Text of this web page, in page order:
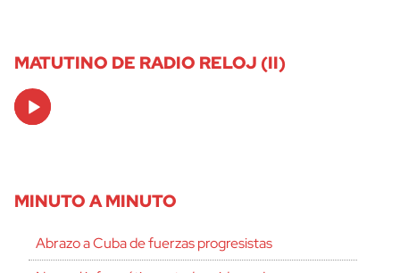
MATUTINO DE RADIO RELOJ (II)
Audio
Player
MINUTO A MINUTO
Abrazo a Cuba de fuerzas progresistas